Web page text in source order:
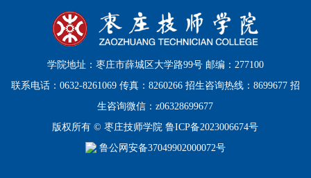
学院地址：枣庄市薛城区大学路99号 邮编：277100
联系电话：0632-8261069 传真：8260266 招生咨询热线：8699677 招
生咨询微信：z06328699677
版权所有 © 枣庄技师学院鲁ICP备2023006674号
鲁公网安备37049902000072号